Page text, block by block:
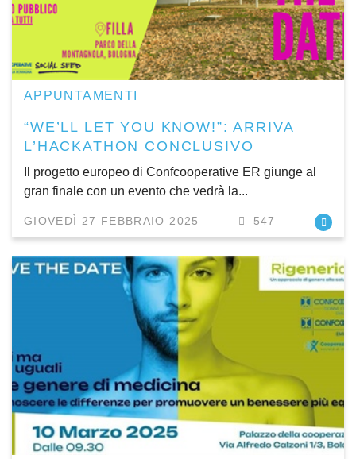
APPUNTAMENTI
“WE’LL LET YOU KNOW!”: ARRIVA
L’HACKATHON CONCLUSIVO
Il progetto europeo di Confcooperative ER giunge al
gran finale con un evento che vedrà la...
GIOVEDÌ 27 FEBBRAIO 2025 547